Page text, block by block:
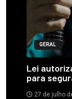
GERAL
Lei
para
27 de julho